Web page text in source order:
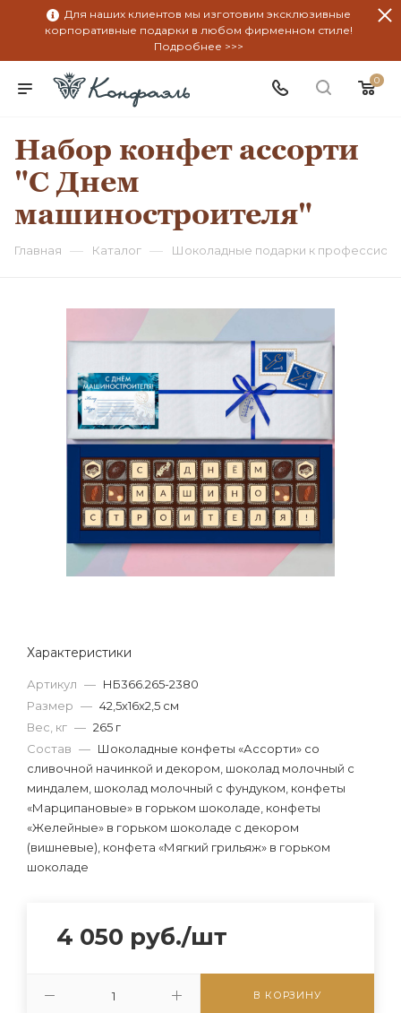
Для наших клиентов мы изготовим эксклюзивные
корпоративные подарки в любом фирменном стиле!
Подробнее >>>
0
Набор конфет ассорти
"С Днем
машиностроителя"
Главная — Каталог — Шоколадные подарки к
Характеристики
Артикул — НБ366.265-2380
Размер — 42,5х16х2,5 см
Вес, кг — 265 г
Состав — Шоколадные конфеты «Ассорти» со
сливочной начинкой и декором, шоколад молочный с
миндалем, шоколад молочный с фундуком, конфеты
«Марципановые» в горьком шоколаде, конфеты
«Желейные» в горьком шоколаде с декором
(вишневые), конфета «Мягкий грильяж» в горьком
шоколаде
4 050 руб./шт
В КОРЗИНУ